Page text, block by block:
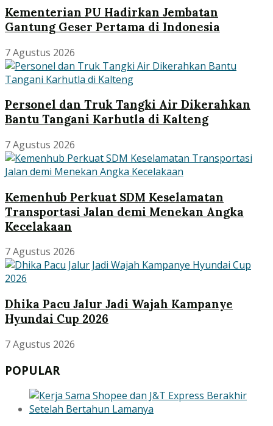
Kementerian PU Hadirkan Jembatan
Gantung Geser Pertama di Indonesia
7 Agustus 2026
Personel dan Truk Tangki Air Dikerahkan
Bantu Tangani Karhutla di Kalteng
7 Agustus 2026
Kemenhub Perkuat SDM Keselamatan
Transportasi Jalan demi Menekan Angka
Kecelakaan
7 Agustus 2026
Dhika Pacu Jalur Jadi Wajah Kampanye
Hyundai Cup 2026
7 Agustus 2026
POPULAR